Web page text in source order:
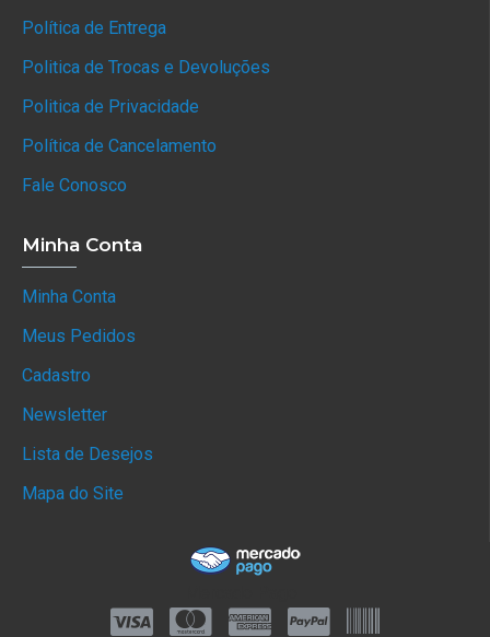
Política de Entrega
Politica de Trocas e Devoluções
Politica de Privacidade
Política de Cancelamento
Fale Conosco
Minha Conta
Minha Conta
Meus Pedidos
Cadastro
Newsletter
Lista de Desejos
Mapa do Site